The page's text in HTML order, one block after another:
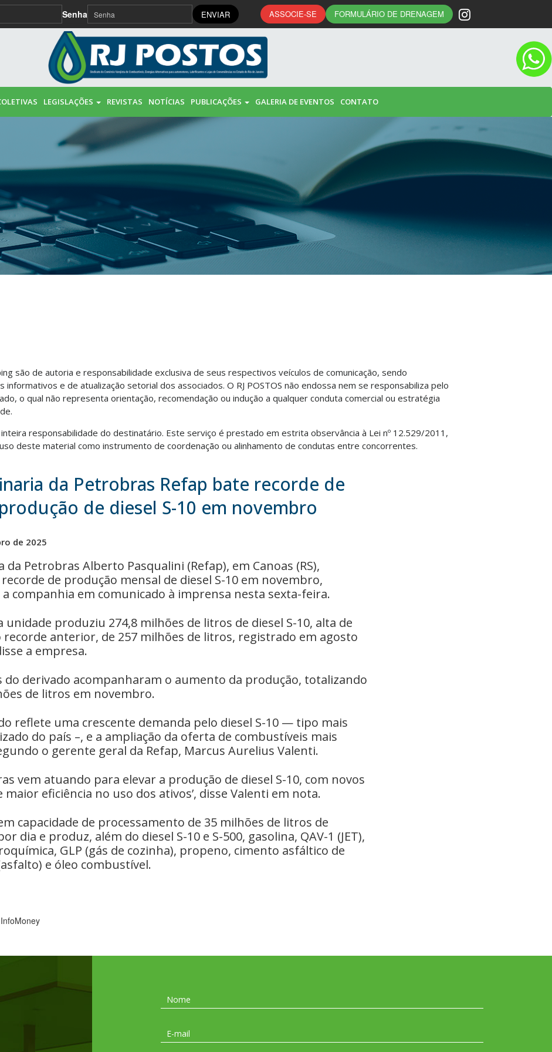
Senha ENVIAR ASSOCIE-SE FORMULÁRIO DE DRENAGEM
LEGISLAÇÕES REVISTAS NOTÍCIAS PUBLICAÇÕES GALERIA DE EVENTOS CONTATO
são de autoria e responsabilidade exclusiva de seus respectivos veículos de comunicação, sendo
e de atualização setorial dos associados. O RJ POSTOS não endossa nem se responsabiliza pelo
o qual não representa orientação, recomendação ou indução a qualquer conduta comercial ou estratégia
responsabilidade do destinatário. Este serviço é prestado em estrita observância à Lei nº 12.529/2011,
deste material como instrumento de coordenação ou alinhamento de condutas entre concorrentes.
da Petrobras Refap bate recorde de
produção de diesel S-10 em novembro
de 2025
da Petrobras Alberto Pasqualini (Refap), em Canoas (RS),
de produção mensal de diesel S-10 em novembro,
companhia em comunicado à imprensa nesta sexta-feira.
unidade produziu 274,8 milhões de litros de diesel S-10, alta de
recorde anterior, de 257 milhões de litros, registrado em agosto
a empresa.
do derivado acompanharam o aumento da produção, totalizando
de litros em novembro.
reflete uma crescente demanda pelo diesel S-10 — tipo mais
do país –, e a ampliação da oferta de combustíveis mais
o gerente geral da Refap, Marcus Aurelius Valenti.
vem atuando para elevar a produção de diesel S-10, com novos
maior eficiência no uso dos ativos’, disse Valenti em nota.
capacidade de processamento de 35 milhões de litros de
dia e produz, além do diesel S-10 e S-500, gasolina, QAV-1 (JET),
GLP (gás de cozinha), propeno, cimento asfáltico de
e óleo combustível.